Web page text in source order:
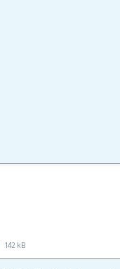
File
size:
142 kB